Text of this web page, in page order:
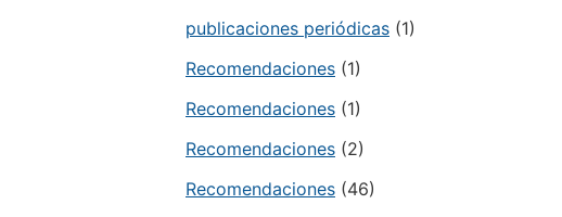
publicaciones periódicas (1)
Recomendaciones (1)
Recomendaciones (1)
Recomendaciones (2)
Recomendaciones (46)